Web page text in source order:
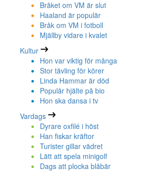
Bråket om VM är slut
Haaland är populär
Bråk om VM i fotboll
Mjällby vidare i kvalet
Kultur
Hon var viktig för många
Stor tävling för körer
Linda Hammar är död
Populär hjälte på bio
Hon ska dansa i tv
Vardags
Dyrare oxfilé i höst
Han fiskar kräftor
Turister gillar vädret
Lätt att spela minigolf
Dags att plocka blåbär